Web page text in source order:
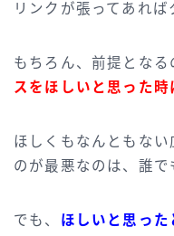
リンクが張ってあれば
もちろん、前提となる
スをほしいと思った時
ほしくもなんともな
のが最悪なのは、誰で
でも、 ほしいと思っ